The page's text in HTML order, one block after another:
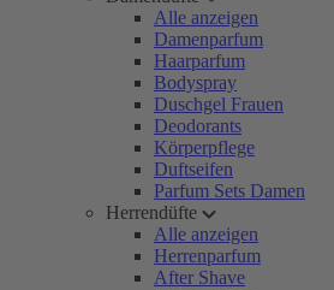
Alle anzeigen
Damenparfum
Haarparfum
Bodyspray
Duschgel Frauen
Deodorants
Körperpflege
Duftseifen
Parfum Sets Damen
Herrendüfte
Alle anzeigen
Herrenparfum
After Shave